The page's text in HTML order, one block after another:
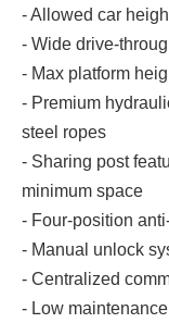
- Allowed car
- Wide drive-
- Max platform
- Premium
steel ropes
- Sharing post
minimum space
- Four-position
- Manual unlock
- Centralized
- Low maintenance